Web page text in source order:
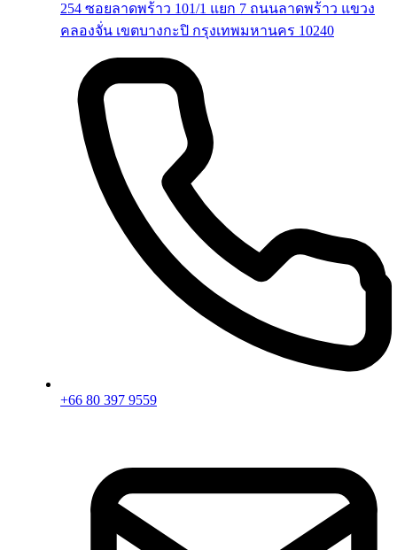
254 ซอยลาดพร้าว 101/1 แยก 7 ถนนลาดพร้าว แขวง
คลองจั่น เขตบางกะปิ กรุงเทพมหานคร 10240
+66 80 397 9559